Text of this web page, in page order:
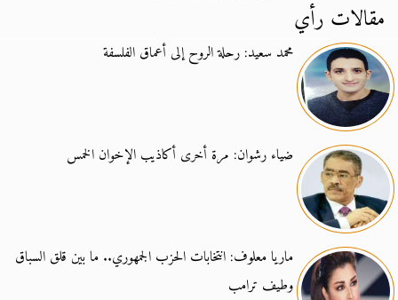
مقالات رأي
محمد سعيد: رحلة الروح إلى أعماق الفلسفة
ضياء رشوان: مرة أخرى أكاذيب الإخوان الخمس
ماريا معلوف: انتخابات الحزب الجمهوري.. ما بين قلق السباق
وطيف ترامب